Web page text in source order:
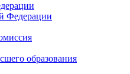
Федерации
образования